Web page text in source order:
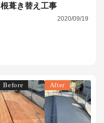
根葺き替え工事
2020/09/19
Before After